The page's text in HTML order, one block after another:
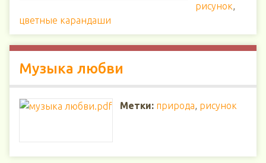
рисунок,
цветные карандаши
Музыка любви
Метки: природа, рисунок